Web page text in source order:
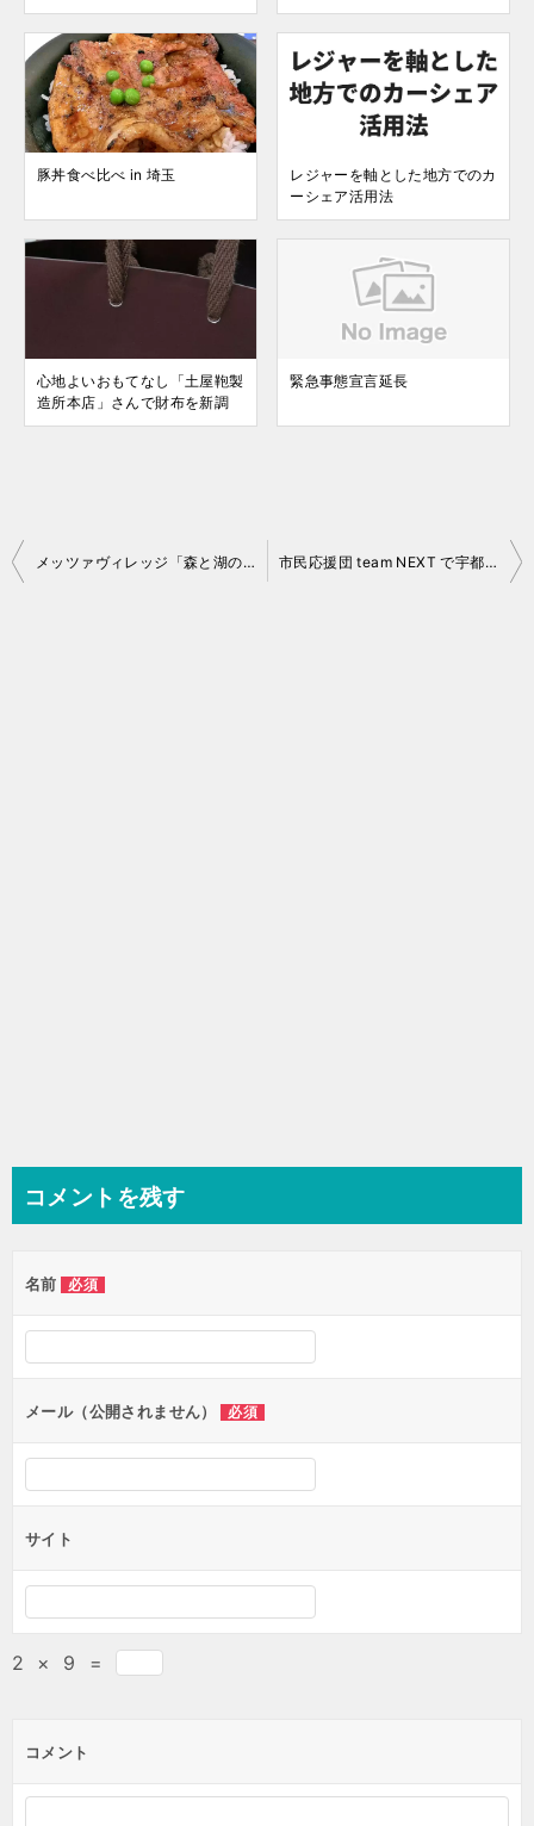
豚丼食べ比べ in 埼玉
レジャーを軸とした地方でのカ
ーシェア活用法
心地よいおもてなし「土屋鞄製
造所本店」さんで財布を新調
緊急事態宣言延長
投
メッツァヴィレッジ「森と湖の光の祭」で不思議体験 市民応援団 team NEXT で宇都宮 LRT を応援
コメントを残す
名前 必須
メール（公開されません） 必須
サイト
2 × 9 =
コメント